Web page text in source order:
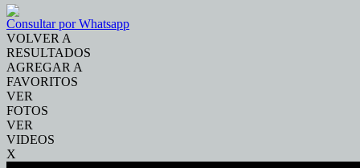
Consultar por Whatsapp
VOLVER A
RESULTADOS
AGREGAR A
FAVORITOS
VER
FOTOS
VER
VIDEOS
X